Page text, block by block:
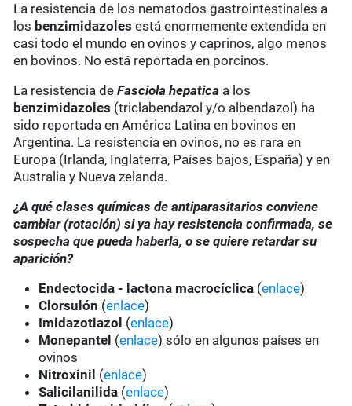
La resistencia de los nematodos gastrointestinales a
los benzimidazoles está enormemente extendida en
casi todo el mundo en ovinos y caprinos, algo menos
en bovinos. No está reportada en porcinos.
La resistencia deFasciola hepatica a los
benzimidazoles (triclabendazol y/o albendazol) ha
sido reportada en América Latina en bovinos en
Argentina. La resistencia en ovinos, no es rara en
Europa (Irlanda, Inglaterra, Países bajos, España) y en
Australia y Nueva zelanda.
¿A qué clases químicas de antiparasitarios conviene
cambiar (rotación) si ya hay resistencia confirmada, se
sospecha que pueda haberla, o se quiere retardar su
aparición?
Endectocida - lactona macrocíclica (enlace)
Clorsulón (enlace)
Imidazotiazol (enlace)
Monepantel (enlace) sólo en algunos países en
ovinos
Nitroxinil (enlace)
Salicilanilida (enlace)